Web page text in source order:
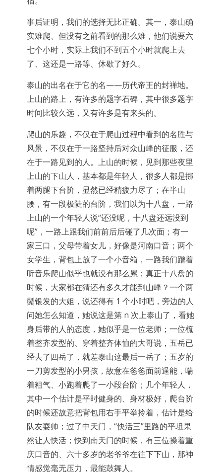
事后证明，我们的选择无比正确。其一，泰山确
实难爬、但没有之前看到的那么难，他们说要六
七个小时，实际上我们不到五个小时就爬上去
了、这还是一路等、休歇了好久。
泰山的出名在于它的名——历代帝王的封禅地。
上山的路上，有许多的题字石碑，其中很多题字
时间比较久远，又有许多是有来头的。
爬山的乐趣，不仅在于爬山过程中看到的名胜与
风景，不仅在于一路坚持后对众山峰的征服，还
在于一路见到的人。上山的时候，见到那些夜里
上山的下山人，基本都是年轻人，很多人都是挪
着两腿下台阶，显然已经精疲力尽了；在半山
腰，有一段极陡的台阶，我们以为十八盘，一路
上山的一个年轻人说“还没呢，十八盘还远没到
呢”，一路上跟我们前前后后碰了几次面；有一
家三口，父母带着女儿，好像是河南口音；两个
女学生，背包上放了一个小音箱，一路我们蹭着
听音乐爬山似乎也就没有那么累；真正十八盘的
时候，大家都在猜还有多久才能到山峰？一个两
鬓银发的大姐，说还得有 1 个小时吧，旁边的人
问她怎么知道，她说这是第 n 次上泰山了，看她
身后带的人的态度，她似乎是一位老师；一位梳
着整齐发型的、穿着整齐体恤的大哥说，五岳已
经去了四岳了，就差泰山这最后一岳了；五岁的
一刀剪发型的小男孩，故意在爸爸面前逞能，喘
着粗气、小跑着爬了一小段台阶；几个年轻人，
其中一个估计是平时健身的、身材极好，爬台阶
的时候还故意把背包用右手平举拎着，估计是给
队友耍帅；过了中天门，“快活三”里路的平坦果
然让人快活；快到南天门的时候，有三位操着重
庆口音的、六十多岁的老爷爷在往下下山，那神
情感觉毫无压力，最能鼓舞人。